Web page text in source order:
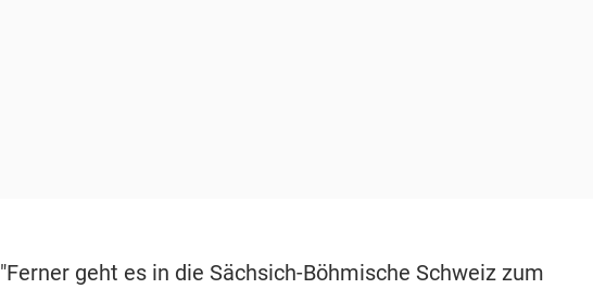
"Ferner geht es in die Sächsich-Böhmische Schweiz zum